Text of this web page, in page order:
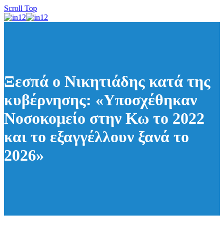
Scroll Top
Ξεσπά ο Νικητιάδης κατά της
κυβέρνησης: «Υποσχέθηκαν
Νοσοκομείο στην Κω το 2022
και το εξαγγέλλουν ξανά το
2026»